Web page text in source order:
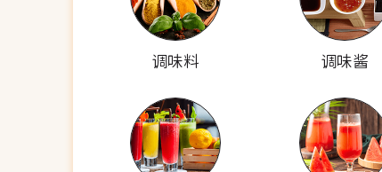
调味料 调味酱